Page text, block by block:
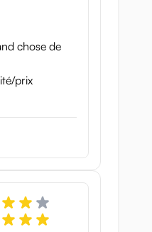
chose de
prix